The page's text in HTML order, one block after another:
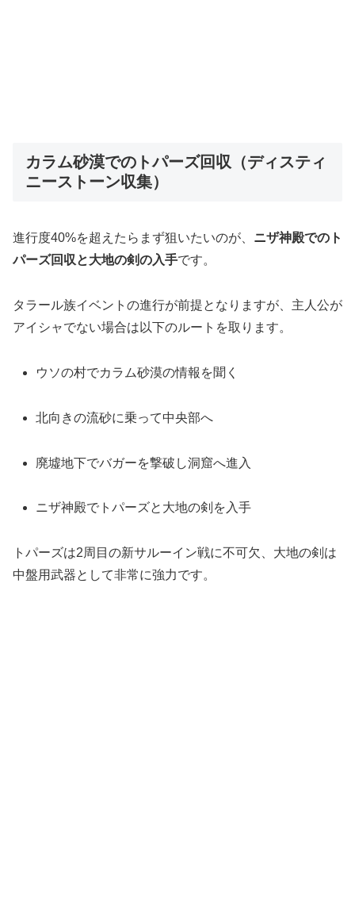
カラム砂漠でのトパーズ回収（ディスティ
ニーストーン収集）
進行度40%を超えたらまず狙いたいのが、 ニザ神殿でのト
パーズ回収と大地の剣の入手です。
タラール族イベントの進行が前提となりますが、主人公が
アイシャでない場合は以下のルートを取ります。
ウソの村でカラム砂漠の情報を聞く
北向きの流砂に乗って中央部へ
廃墟地下でバガーを撃破し洞窟へ進入
ニザ神殿でトパーズと大地の剣を入手
トパーズは2周目の新サルーイン戦に不可欠、大地の剣は
中盤用武器として非常に強力です。